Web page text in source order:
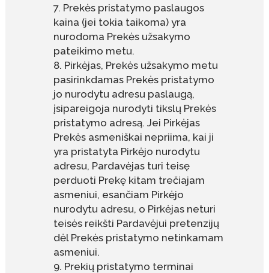
Prekės pristatymo paslaugos
kaina (jei tokia taikoma) yra
nurodoma Prekės užsakymo
pateikimo metu.
Pirkėjas, Prekės užsakymo metu
pasirinkdamas Prekės pristatymo
jo nurodytu adresu paslaugą,
įsipareigoja nurodyti tikslų Prekės
pristatymo adresą. Jei Pirkėjas
Prekės asmeniškai nepriima, kai ji
yra pristatyta Pirkėjo nurodytu
adresu, Pardavėjas turi teisę
perduoti Prekę kitam trečiajam
asmeniui, esančiam Pirkėjo
nurodytu adresu, o Pirkėjas neturi
teisės reikšti Pardavėjui pretenzijų
dėl Prekės pristatymo netinkamam
asmeniui.
Prekių pristatymo terminai